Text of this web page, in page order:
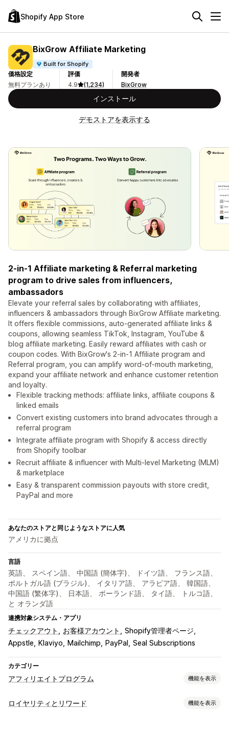
Shopify App Store
BixGrow Affiliate Marketing
Built for Shopify
価格設定
無料プランあり
評価
4.9
(1,234)
開発者
BixGrow
インストール
デモストアを表示する
2-in-1 Affiliate marketing & Referral marketing
program to drive sales from influencers,
ambassadors
Elevate your referral sales by collaborating with affiliates,
influencers & ambassadors through BixGrow Affiliate marketing.
It offers flexible commissions, auto-generated affiliate links &
coupons, allowing seamless TikTok, Instagram, YouTube &
blog affiliate marketing. Easily reward affiliates with cash or
coupon codes. With BixGrow's 2-in-1 Affiliate program and
Referral program, you can amplify word-of-mouth marketing,
expand your affiliate network and enhance customer retention
and loyalty.
Flexible tracking methods: affiliate links, affiliate coupons &
linked emails
Convert existing customers into brand advocates through a
referral program
Integrate affiliate program with Shopify & access directly
from Shopify toolbar
Recruit affiliate & influencer with Multi-level Marketing (MLM)
& marketplace
Easy & transparent commission payouts with store credit,
PayPal and more
あなたのストアと同じようなストアに人気
アメリカに拠点
言語
英語、 スペイン語、 中国語 (簡体字)、 ドイツ語、 フランス語、
ポルトガル語 (ブラジル)、 イタリア語、 アラビア語、 韓国語、
中国語 (繁体字)、 日本語、 ポーランド語、 タイ語、 トルコ語、
と オランダ語
連携対象システム・アプリ
チェックアウト お客様アカウント
Shopify管理者ページ
Appstle
Klaviyo Mailchimp PayPal Seal Subscriptions
カテゴリー
アフィリエイトプログラム 機能を表示
コミッションオプション
ロイヤリティとリワード 機能を表示